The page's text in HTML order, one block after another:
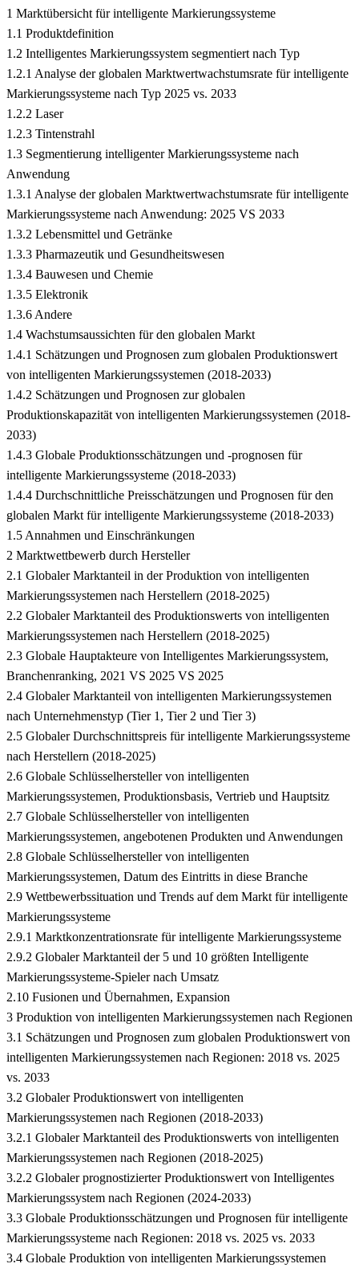
1 Marktübersicht für intelligente Markierungssysteme
1.1 Produktdefinition
1.2 Intelligentes Markierungssystem segmentiert nach Typ
1.2.1 Analyse der globalen Marktwertwachstumsrate für intelligente
Markierungssysteme nach Typ 2025 vs. 2033
1.2.2 Laser
1.2.3 Tintenstrahl
1.3 Segmentierung intelligenter Markierungssysteme nach
Anwendung
1.3.1 Analyse der globalen Marktwertwachstumsrate für intelligente
Markierungssysteme nach Anwendung: 2025 VS 2033
1.3.2 Lebensmittel und Getränke
1.3.3 Pharmazeutik und Gesundheitswesen
1.3.4 Bauwesen und Chemie
1.3.5 Elektronik
1.3.6 Andere
1.4 Wachstumsaussichten für den globalen Markt
1.4.1 Schätzungen und Prognosen zum globalen Produktionswert
von intelligenten Markierungssystemen (2018-2033)
1.4.2 Schätzungen und Prognosen zur globalen
Produktionskapazität von intelligenten Markierungssystemen (2018-
2033)
1.4.3 Globale Produktionsschätzungen und -prognosen für
intelligente Markierungssysteme (2018-2033)
1.4.4 Durchschnittliche Preisschätzungen und Prognosen für den
globalen Markt für intelligente Markierungssysteme (2018-2033)
1.5 Annahmen und Einschränkungen
2 Marktwettbewerb durch Hersteller
2.1 Globaler Marktanteil in der Produktion von intelligenten
Markierungssystemen nach Herstellern (2018-2025)
2.2 Globaler Marktanteil des Produktionswerts von intelligenten
Markierungssystemen nach Herstellern (2018-2025)
2.3 Globale Hauptakteure von Intelligentes Markierungssystem,
Branchenranking, 2021 VS 2025 VS 2025
2.4 Globaler Marktanteil von intelligenten Markierungssystemen
nach Unternehmenstyp (Tier 1, Tier 2 und Tier 3)
2.5 Globaler Durchschnittspreis für intelligente Markierungssysteme
nach Herstellern (2018-2025)
2.6 Globale Schlüsselhersteller von intelligenten
Markierungssystemen, Produktionsbasis, Vertrieb und Hauptsitz
2.7 Globale Schlüsselhersteller von intelligenten
Markierungssystemen, angebotenen Produkten und Anwendungen
2.8 Globale Schlüsselhersteller von intelligenten
Markierungssystemen, Datum des Eintritts in diese Branche
2.9 Wettbewerbssituation und Trends auf dem Markt für intelligente
Markierungssysteme
2.9.1 Marktkonzentrationsrate für intelligente Markierungssysteme
2.9.2 Globaler Marktanteil der 5 und 10 größten Intelligente
Markierungssysteme-Spieler nach Umsatz
2.10 Fusionen und Übernahmen, Expansion
3 Produktion von intelligenten Markierungssystemen nach Regionen
3.1 Schätzungen und Prognosen zum globalen Produktionswert von
intelligenten Markierungssystemen nach Regionen: 2018 vs. 2025
vs. 2033
3.2 Globaler Produktionswert von intelligenten
Markierungssystemen nach Regionen (2018-2033)
3.2.1 Globaler Marktanteil des Produktionswerts von intelligenten
Markierungssystemen nach Regionen (2018-2025)
3.2.2 Globaler prognostizierter Produktionswert von Intelligentes
Markierungssystem nach Regionen (2024-2033)
3.3 Globale Produktionsschätzungen und Prognosen für intelligente
Markierungssysteme nach Regionen: 2018 vs. 2025 vs. 2033
3.4 Globale Produktion von intelligenten Markierungssystemen